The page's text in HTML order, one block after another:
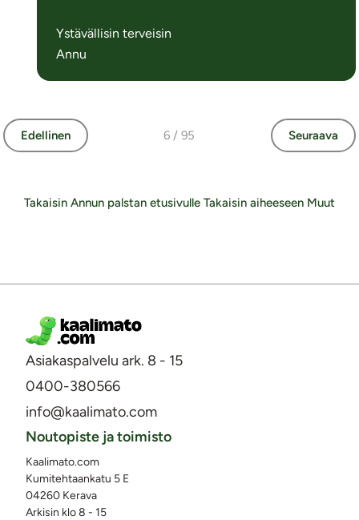
Ystävällisin terveisin
Annu
Edellinen 6 / 95 Seuraava
Takaisin Annun palstan etusivulle Takaisin aiheeseen Muut
Asiakaspalvelu ark. 8 - 15
0400-380566
info@kaalimato.com
Noutopiste ja toimisto
Kaalimato.com
Kumitehtaankatu 5 E
04260 Kerava
Arkisin klo 8 - 15